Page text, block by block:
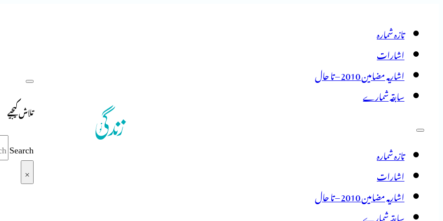
تازہ شمارہ
اشارات
اشاریہ مضامین 2010 – تا حال
سابقہ شمارے
تازہ شمارہ
اشارات
اشاریہ مضامین 2010 – تا حال
سابقہ شمارے
تلاش کیجیے
Search
×